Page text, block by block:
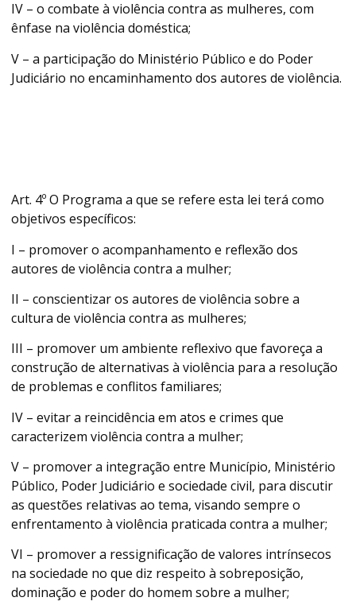
IV – o combate à violência contra as mulheres, com
ênfase na violência doméstica;
V – a participação do Ministério Público e do Poder
Judiciário no encaminhamento dos autores de violência.
Art. 4º O Programa a que se refere esta lei terá como
objetivos específicos:
I – promover o acompanhamento e reflexão dos
autores de violência contra a mulher;
II – conscientizar os autores de violência sobre a
cultura de violência contra as mulheres;
III – promover um ambiente reflexivo que favoreça a
construção de alternativas à violência para a resolução
de problemas e conflitos familiares;
IV – evitar a reincidência em atos e crimes que
caracterizem violência contra a mulher;
V – promover a integração entre Município, Ministério
Público, Poder Judiciário e sociedade civil, para discutir
as questões relativas ao tema, visando sempre o
enfrentamento à violência praticada contra a mulher;
VI – promover a ressignificação de valores intrínsecos
na sociedade no que diz respeito à sobreposição,
dominação e poder do homem sobre a mulher;